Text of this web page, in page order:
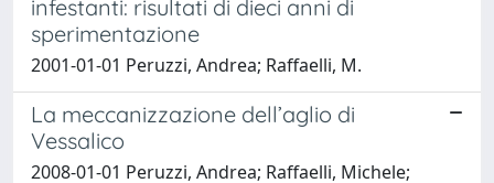
infestanti: risultati di dieci anni di
sperimentazione
2001-01-01 Peruzzi, Andrea; Raffaelli, M.
La meccanizzazione dell’aglio di
Vessalico
2008-01-01 Peruzzi, Andrea; Raffaelli, Michele;